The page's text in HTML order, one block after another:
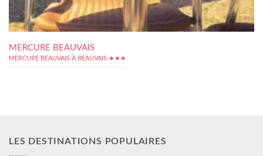
MERCURE BEAUVAIS
MERCURE BEAUVAIS À BEAUVAIS ★★★
LES DESTINATIONS POPULAIRES